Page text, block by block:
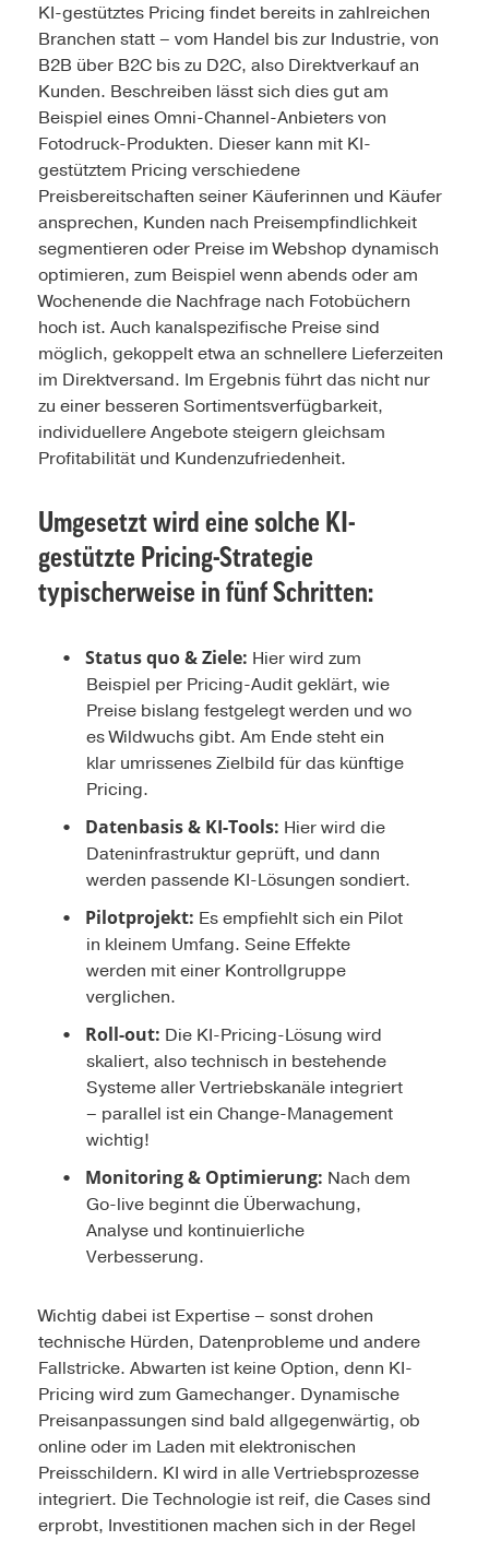
KI-gestütztes Pricing findet bereits in zahlreichen
Branchen statt – vom Handel bis zur Industrie, von
B2B über B2C bis zu D2C, also Direktverkauf an
Kunden. Beschreiben lässt sich dies gut am
Beispiel eines Omni-Channel-Anbieters von
Fotodruck-Produkten. Dieser kann mit KI-
gestütztem Pricing verschiedene
Preisbereitschaften seiner Käuferinnen und Käufer
ansprechen, Kunden nach Preisempfindlichkeit
segmentieren oder Preise im Webshop dynamisch
optimieren, zum Beispiel wenn abends oder am
Wochenende die Nachfrage nach Fotobüchern
hoch ist. Auch kanalspezifische Preise sind
möglich, gekoppelt etwa an schnellere Lieferzeiten
im Direktversand. Im Ergebnis führt das nicht nur
zu einer besseren Sortimentsverfügbarkeit,
individuellere Angebote steigern gleichsam
Profitabilität und Kundenzufriedenheit.
Umgesetzt wird eine solche KI-
gestützte Pricing-Strategie
typischerweise in fünf Schritten:
Status quo & Ziele: Hier wird zum
Beispiel per Pricing-Audit geklärt, wie
Preise bislang festgelegt werden und wo
es Wildwuchs gibt. Am Ende steht ein
klar umrissenes Zielbild für das künftige
Pricing.
Datenbasis & KI-Tools: Hier wird die
Dateninfrastruktur geprüft, und dann
werden passende KI-Lösungen sondiert.
Pilotprojekt: Es empfiehlt sich ein Pilot
in kleinem Umfang. Seine Effekte
werden mit einer Kontrollgruppe
verglichen.
Roll-out: Die KI-Pricing-Lösung wird
skaliert, also technisch in bestehende
Systeme aller Vertriebskanäle integriert
– parallel ist ein Change-Management
wichtig!
Monitoring & Optimierung: Nach dem
Go-live beginnt die Überwachung,
Analyse und kontinuierliche
Verbesserung.
Wichtig dabei ist Expertise – sonst drohen
technische Hürden, Datenprobleme und andere
Fallstricke. Abwarten ist keine Option, denn KI-
Pricing wird zum Gamechanger. Dynamische
Preisanpassungen sind bald allgegenwärtig, ob
online oder im Laden mit elektronischen
Preisschildern. KI wird in alle Vertriebsprozesse
integriert. Die Technologie ist reif, die Cases sind
erprobt, Investitionen machen sich in der Regel